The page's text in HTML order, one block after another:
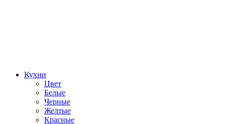
Кухни
Цвет
Белые
Черные
Желтые
Красные